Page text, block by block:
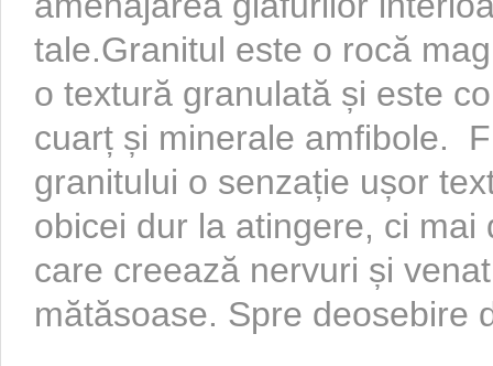
tale.Granitul este o rocă
o textură granulată și este
cuarț și minerale amfibole.
granitului o senzație ușor
obicei dur la atingere, ci
care creează nervuri și
mătăsoase. Spre deosebire